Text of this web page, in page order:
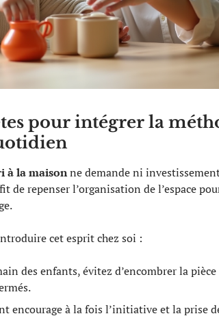
pour intégrer la
à la maisonne demande ni
de repenser l’organisation de l’espace
cet esprit chez soi :
des enfants, évitez d’encombrer la
encourage à la fois l’initiative et la prise